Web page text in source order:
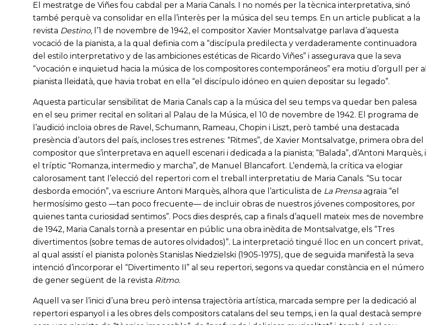
El mestratge de Viñes fou cabdal per a Maria Canals. I no només per la tècnica interpretativa, sinó
també perquè va consolidar en ella l’interès per la música del seu temps. En un article publicat a la
revista Destino, l’1 de novembre de 1942, el compositor Xavier Montsalvatge parlava d’aquesta
vocació de la pianista, a la qual definia com a “discípula predilecta y verdaderamente continuadora
del estilo interpretativo y de las ambiciones estéticas de Ricardo Viñes” i assegurava que la seva
“vocación e inquietud hacia la música de los compositores contemporáneos” era motiu d’orgull per al
pianista lleidatà, que havia trobat en ella “el discípulo idóneo en quien depositar su legado”.
Aquesta particular sensibilitat de Maria Canals cap a la música del seu temps va quedar ben palesa
en el seu primer recital en solitari al Palau de la Música, el 10 de novembre de 1942. El programa de
l’audició incloïa obres de Ravel, Schumann, Rameau, Chopin i Liszt, però també una destacada
presència d’autors del país, incloses tres estrenes: “Ritmes”, de Xavier Montsalvatge, primera obra del
compositor que s’interpretava en aquell escenari i dedicada a la pianista; “Balada”, d’Antoni Marquès, i
el tríptic “Romanza, intermedio y marcha”,de Manuel Blancafort. L’endemà, la crítica va elogiar
calorosament tant l’elecció del repertori com el treball interpretatiu de Maria Canals. “Su tocar
desborda emoción”, va escriure Antoni Marquès, alhora que l’articulista de La Prensaagraïa “el
hermosísimo gesto —tan poco frecuente— de incluir obras de nuestros jóvenes compositores, por
quienes tanta curiosidad sentimos”. Pocs dies després, cap a finals d’aquell mateix mes de novembre
de 1942, Maria Canals tornà a presentar en públic una obra inèdita de Montsalvatge, els “Tres
divertimentos (sobre temas de autores olvidados)”. La interpretació tingué lloc en un concert privat,
al qual assistí el pianista polonès Stanislas Niedzielski (1905-1975), que de seguida manifestà la seva
intenció d’incorporar el “Divertimento II” al seu repertori,segons va quedar constància en el número
de gener següent de la revista Ritmo.
Aquell va ser l’inici d’una breu però intensa trajectòria artística, marcada sempre per la dedicació al
repertori espanyol i a les obres dels compositors catalans del seu temps, i en la qual destacà sempre